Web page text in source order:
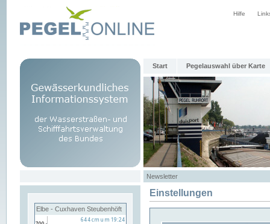
Hilfe
Start Pegelauswahl über Karte
Newsletter
Elbe - Cuxhaven Steubenhöft
Einstellungen